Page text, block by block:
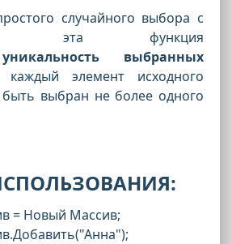
случайного выбора с
эта функция
уникальность выбранных
элемент исходного
выбран не более одного
= Новый Массив;